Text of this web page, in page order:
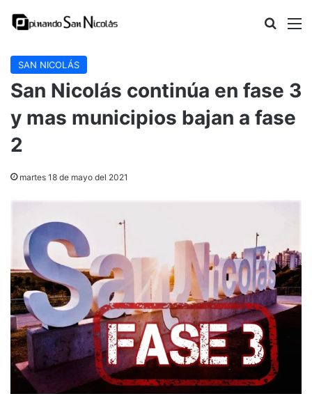
Buscar
SAN NICOLÁS
San Nicolás continúa en fase 3
y mas municipios bajan a fase
2
martes 18 de mayo del 2021